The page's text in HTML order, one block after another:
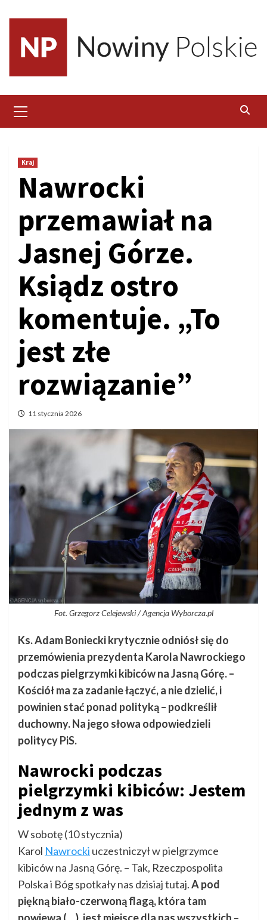
content
Menu
Kraj
Nawrocki
przemawiał na
Jasnej Górze.
Ksiądz ostro
komentuje. „To
jest złe
rozwiązanie”
11 stycznia 2026
Fot. Grzegorz Celejewski / Agencja Wyborcza.pl
Ks. Adam Boniecki krytycznie odniósł się do
przemówienia prezydenta Karola Nawrockiego
podczas pielgrzymki kibiców na Jasną Górę. –
Kościół ma za zadanie łączyć, a nie dzielić, i
powinien stać ponad polityką – podkreślił
duchowny. Na jego słowa odpowiedzieli
politycy PiS.
Nawrocki podczas
pielgrzymki kibiców: Jestem
jednym z was
W sobotę (10 stycznia)
Karol Nawrocki uczestniczył w pielgrzymce
kibiców na Jasną Górę. – Tak, Rzeczpospolita
Polska i Bóg spotkały nas dzisiaj tutaj.A pod
piękną biało-czerwoną flagą, która tam